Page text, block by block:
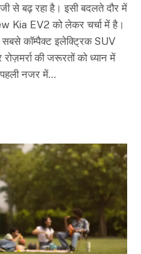
से बढ़ रहा है। इसी बदलते दौर में
Kia EV2 को लेकर चर्चा में है।
सबसे कॉम्पैक्ट इलेक्ट्रिक SUV
की जरूरतों को ध्यान में
पहली नजर में…